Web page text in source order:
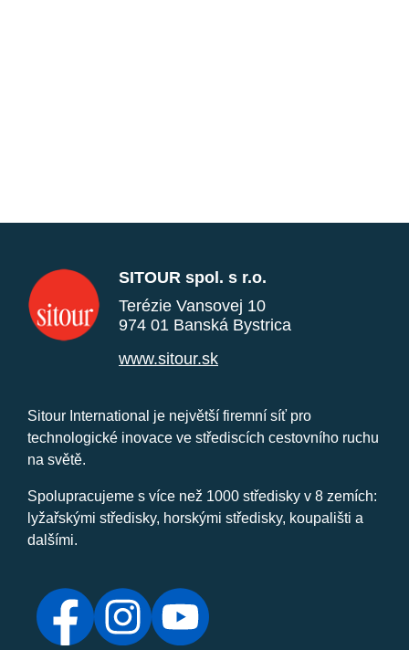
SITOUR spol. s r.o.
Terézie Vansovej 10
974 01 Banská Bystrica
www.sitour.sk
Sitour International je největší firemní síť pro
technologické inovace ve střediscích cestovního ruchu
na světě.
Spolupracujeme s více než 1000 středisky v 8 zemích:
lyžařskými středisky, horskými středisky, koupališti a
dalšími.